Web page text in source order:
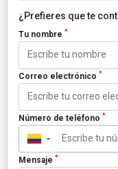
¿Prefieres que te
Tu nombre *
Correo electrónico *
Número de teléfono *
▼
Mensaje *